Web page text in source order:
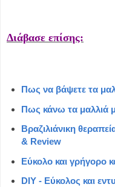
Διάβασε επίσης:
Πως να βάψετε τα
Πως κάνω τα μαλλιά
Βραζιλιάνικη
& Review
Εύκολο και γρήγορο
DIY - Εύκολος και